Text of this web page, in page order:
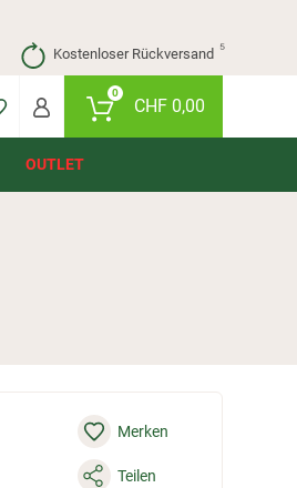
Kostenloser Rückversand ⁵
0
CHF0,00
OUTLET
Merken
Teilen